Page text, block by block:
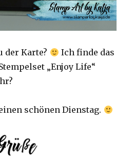
der Karte?
Ich finde das
„Enjoy Life“
schönen Dienstag.